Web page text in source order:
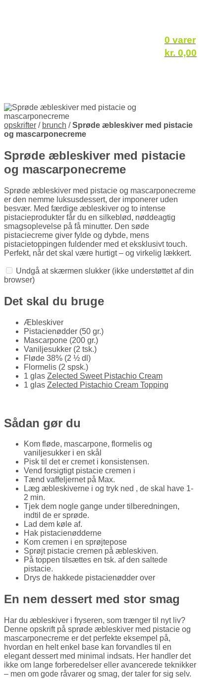
0 varer
kr. 0,00
opskrifter / brunch /Sprøde æbleskiver med pistacie
og mascarponecreme
Sprøde æbleskiver med pistacie
og mascarponecreme
Sprøde æbleskiver med pistacie og mascarponecreme
er den nemme luksusdessert, der imponerer uden
besvær. Med færdige æbleskiver og to intense
pistacieprodukter får du en silkeblød, nøddeagtig
smagsoplevelse på få minutter. Den søde
pistaciecreme giver fylde og dybde, mens
pistacietoppingen fuldender med et eksklusivt touch.
Perfekt, når det skal være hurtigt – og virkelig lækkert.
Undgå at skærmen slukker (ikke understøttet af din
browser)
Det skal du bruge
Æbleskiver
Pistacienødder (50 gr.)
Mascarpone (200 gr.)
Vaniljesukker (2 tsk.)
Fløde 38% (2 ½ dl)
Flormelis (2 spsk.)
1 glas Zelected Sweet Pistachio Cream
1 glas Zelected Pistachio Cream Topping
Sådan gør du
Kom fløde, mascarpone, flormelis og
vaniljesukker i en skål
Pisk til det er cremet i konsistensen.
Vend forsigtigt pistacie cremen i
Tænd vaffeljernet på Max.
Læg æbleskiverne i og tryk ned , de skal have 1-
2 min.
Tjek dem nogle gange under tilberedningen,
indtil de er sprøde.
Lad dem køle af.
Hak pistacienødderne
Kom cremen i en sprøjtepose
Sprøjt pistacie cremen på æbleskiven.
På toppen tilsættes en tsk. af den saltede
pistacie.
Drys de hakkede pistacienødder over
En nem dessert med stor smag
Har du æbleskiver i fryseren, som trænger til nyt liv?
Denne opskrift på sprøde æbleskiver med pistacie og
mascarponecreme er det perfekte eksempel på,
hvordan en helt enkel base kan forvandles til en
elegant dessert med minimal indsats. Her handler det
ikke om lange forberedelser eller avancerede teknikker
– men om gode råvarer og smag, der taler for sig selv.